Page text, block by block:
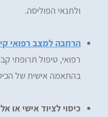
ולתנאי הפוליסה.
הרחבה למצב רפואי
רפואי, טיפול תרופתי
בהתאמה אישית של
כיסוי לציוד אישי או